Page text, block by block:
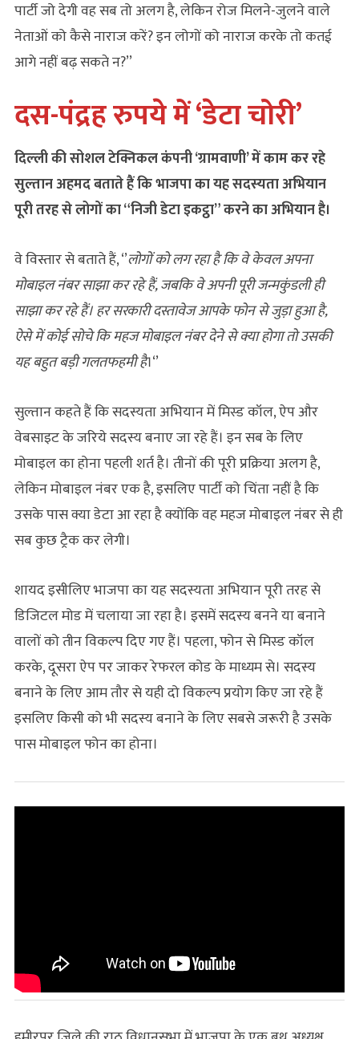
पार्टी जो देगी वह सब तो अलग है, लेकिन रोज मिलने-जुलने वाले
नेताओं को कैसे नाराज करें? इन लोगों को नाराज करके तो कतई
आगे नहीं बढ़ सकते न?’’
दस-पंद्रह रुपये में ‘डेटा चोरी’
दिल्‍ली की सोशल टेक्निकल कंपनी ‘ग्रामवाणी’ में काम कर रहे
सुल्तान अहमद बताते हैं कि भाजपा का यह सदस्यता अभियान
पूरी तरह से लोगों का “निजी डेटा इकट्ठा” करने का अभियान है।
वे विस्तार से बताते हैं, ‘’लोगों को लग रहा है कि वे केवल अपना
मोबाइल नंबर साझा कर रहे हैं, जबकि वे अपनी पूरी जन्मकुंडली ही
साझा कर रहे हैं। हर सरकारी दस्तावेज आपके फोन से जुड़ा हुआ है,
ऐसे में कोई सोचे कि महज मोबाइल नंबर देने से क्या होगा तो उसकी
यह बहुत बड़ी गलतफहमी है।‘’
सुल्तान कहते हैं कि सदस्यता अभियान में मिस्‍ड कॉल, ऐप और
वेबसाइट के जरिये सदस्य बनाए जा रहे हैं। इन सब के लिए
मोबाइल का होना पहली शर्त है। तीनों की पूरी प्रक्रिया अलग है,
लेकिन मोबाइल नंबर एक है, इसलिए पार्टी को चिंता नहीं है कि
उसके पास क्या डेटा आ रहा है क्योंकि वह महज मोबाइल नंबर से ही
सब कुछ ट्रैक कर लेगी।
शायद इसीलिए भाजपा का यह सदस्यता अभियान पूरी तरह से
डिजिटल मोड में चलाया जा रहा है। इसमें सदस्य बनने या बनाने
वालों को तीन विकल्प दिए गए हैं। पहला, फोन से मिस्‍ड कॉल
करके, दूसरा ऐप पर जाकर रेफरल कोड के माध्यम से। सदस्य
बनाने के लिए आम तौर से यही दो विकल्प प्रयोग किए जा रहे हैं
इसलिए किसी को भी सदस्य बनाने के लिए सबसे जरूरी है उसके
पास मोबाइल फोन का होना।